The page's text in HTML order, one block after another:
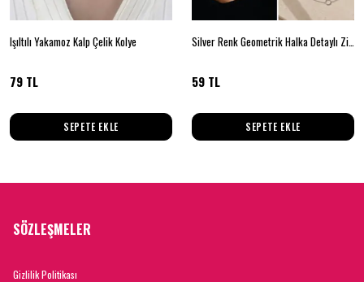
Işıltılı Yakamoz Kalp Çelik Kolye
79 TL
SEPETE EKLE
Silver Renk Geometrik Halka Detaylı Zincir Kolye – Minimal Kadın Kolyesi
59 TL
SEPETE EKLE
SÖZLEŞMELER
Gizlilik Politikası